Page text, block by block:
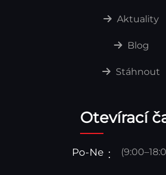
Aktuality
Blog
Stáhnout
Otevírací
Po-Ne